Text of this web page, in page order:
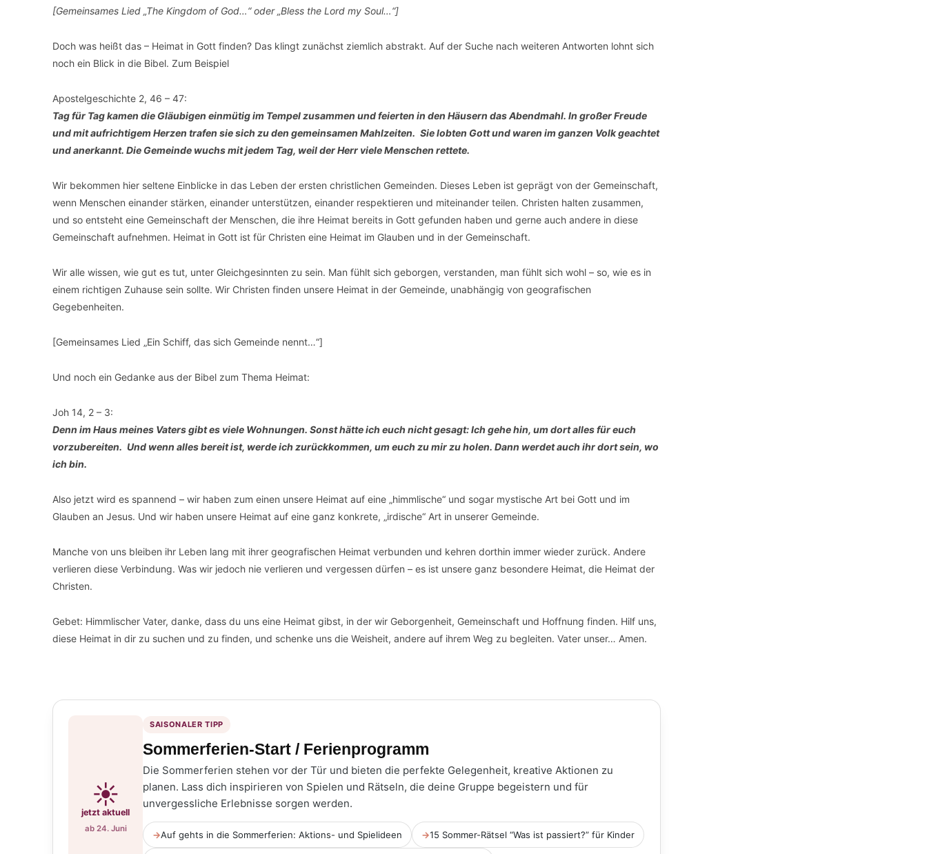
[Gemeinsames Lied „The Kingdom of God…“ oder „Bless the Lord my Soul…“]
Doch was heißt das – Heimat in Gott finden? Das klingt zunächst ziemlich abstrakt. Auf der Suche nach weiteren Antworten lohnt sich
noch ein Blick in die Bibel. Zum Beispiel
Apostelgeschichte 2, 46 – 47:
Tag für Tag kamen die Gläubigen einmütig im Tempel zusammen und feierten in den Häusern das Abendmahl. In großer Freude
und mit aufrichtigem Herzen trafen sie sich zu den gemeinsamen Mahlzeiten. Sie lobten Gott und waren im ganzen Volk geachtet
und anerkannt. Die Gemeinde wuchs mit jedem Tag, weil der Herr viele Menschen rettete.
Wir bekommen hier seltene Einblicke in das Leben der ersten christlichen Gemeinden. Dieses Leben ist geprägt von der Gemeinschaft,
wenn Menschen einander stärken, einander unterstützen, einander respektieren und miteinander teilen. Christen halten zusammen,
und so entsteht eine Gemeinschaft der Menschen, die ihre Heimat bereits in Gott gefunden haben und gerne auch andere in diese
Gemeinschaft aufnehmen. Heimat in Gott ist für Christen eine Heimat im Glauben und in der Gemeinschaft.
Wir alle wissen, wie gut es tut, unter Gleichgesinnten zu sein. Man fühlt sich geborgen, verstanden, man fühlt sich wohl – so, wie es in
einem richtigen Zuhause sein sollte. Wir Christen finden unsere Heimat in der Gemeinde, unabhängig von geografischen
Gegebenheiten.
[Gemeinsames Lied „Ein Schiff, das sich Gemeinde nennt…“]
Und noch ein Gedanke aus der Bibel zum Thema Heimat:
Joh 14, 2 – 3:
Denn im Haus meines Vaters gibt es viele Wohnungen. Sonst hätte ich euch nicht gesagt: Ich gehe hin, um dort alles für euch
vorzubereiten. Und wenn alles bereit ist, werde ich zurückkommen, um euch zu mir zu holen. Dann werdet auch ihr dort sein, wo
ich bin.
Also jetzt wird es spannend – wir haben zum einen unsere Heimat auf eine „himmlische“ und sogar mystische Art bei Gott und im
Glauben an Jesus. Und wir haben unsere Heimat auf eine ganz konkrete, „irdische“ Art in unserer Gemeinde.
Manche von uns bleiben ihr Leben lang mit ihrer geografischen Heimat verbunden und kehren dorthin immer wieder zurück. Andere
verlieren diese Verbindung. Was wir jedoch nie verlieren und vergessen dürfen – es ist unsere ganz besondere Heimat, die Heimat der
Christen.
Gebet: Himmlischer Vater, danke, dass du uns eine Heimat gibst, in der wir Geborgenheit, Gemeinschaft und Hoffnung finden. Hilf uns,
diese Heimat in dir zu suchen und zu finden, und schenke uns die Weisheit, andere auf ihrem Weg zu begleiten. Vater unser… Amen.
☀️
jetzt aktuell
ab 24. Juni
SAISONALER TIPP
Sommerferien-Start / Ferienprogramm
Die Sommerferien stehen vor der Tür und bieten die perfekte Gelegenheit, kreative Aktionen zu
planen. Lass dich inspirieren von Spielen und Rätseln, die deine Gruppe begeistern und für
unvergessliche Erlebnisse sorgen werden.
→Auf gehts in die Sommerferien: Aktions- und Spielideen →15 Sommer-Rätsel “Was ist passiert?” für Kinder